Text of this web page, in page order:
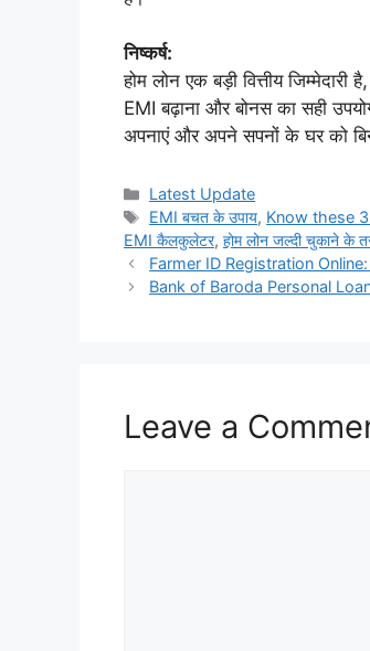
निष्कर्ष:
होम लोन एक बड़ी वित्तीय
EMI बढ़ाना और बोनस का सही
अपनाएं और अपने सपनों के घर को
Categories
Latest Update
Tags
EMI बचत के उपाय, Know these
EMI कैलकुलेटर, होम लोन जल्दी चुकाने के
Farmer ID Registration Online:
Bank of Baroda Personal
Leave a